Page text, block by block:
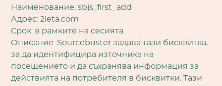
Наименование: sbjs_first_add
Адрес: 2leta.com
Срок: в рамките на сесията
Описание: Sourcebuster задава тази бисквитка,
за да идентифицира източника на
посещението и да съхранява информация за
действията на потребителя в бисквитки. Тази